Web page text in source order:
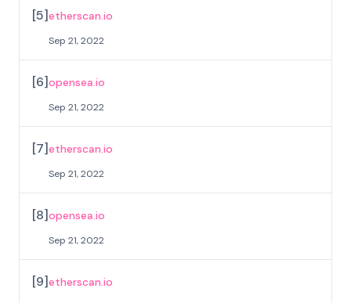
[5]etherscan.io
Sep 21, 2022
[6]opensea.io
Sep 21, 2022
[7]etherscan.io
Sep 21, 2022
[8]opensea.io
Sep 21, 2022
[9]etherscan.io